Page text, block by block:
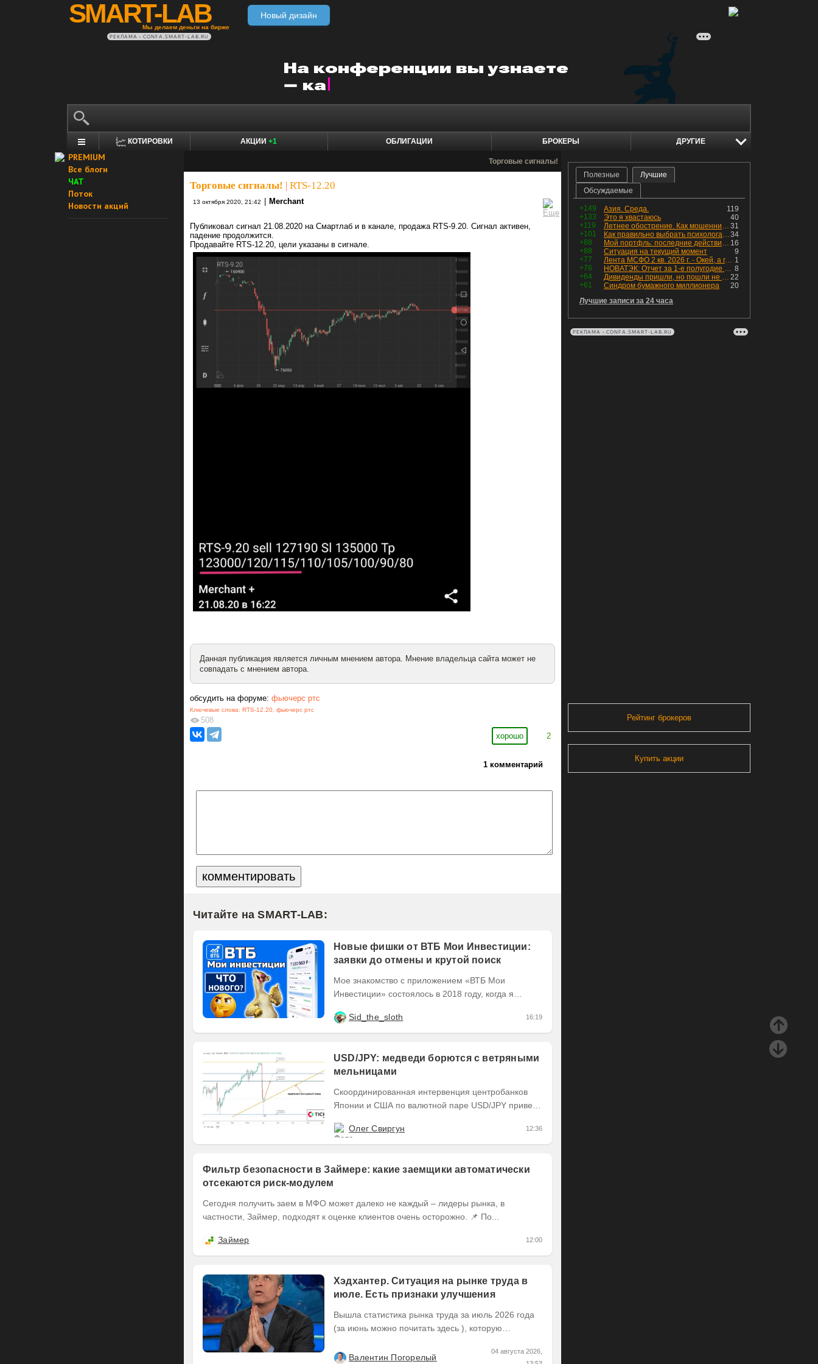
SMART-LAB
Мы делаем деньги на бирже
Новый дизайн
РЕКЛАМА • CONFA.SMART-LAB.RU
КОТИРОВКИ АКЦИИ +1 ОБЛИГАЦИИ БРОКЕРЫ ДРУГИЕ
PREMIUM
Все блоги
ЧАТ
Поток
Новости акций
Торговые сигналы!
Торговые сигналы! RTS-12.20
13 октября 2020, 21:42 Merchant
Публиковал сигнал 21.08.2020 на Смартлаб и в канале, продажа RTS-9.20. Сигнал активен,
падение продолжится.
Продавайте RTS-12.20, цели указаны в сигнале.
Данная публикация является личным мнением автора. Мнение владельца сайта может не
совпадать с мнением автора.
обсудить на форуме: фьючерс ртс
Ключевые слова: RTS-12.20, фьючерс ртс
508
хорошо
2
1 комментарий
Читайте на SMART-LAB:
Новые фишки от ВТБ Мои Инвестиции:
заявки до отмены и крутой поиск
Мое знакомство с приложением «ВТБ Мои
Инвестиции» состоялось в 2018 году, когда я
только что вышло...
Sid_the_sloth 16:19
USD/JPY: медведи борются с ветряными
мельницами
Скоординированная интервенция центробанков
Японии и США по валютной паре USD/JPY привела
районе 164.00...
Олег Свиргун 12:36
Фильтр безопасности в Займере: какие заемщики автоматически
отсекаются риск-модулем
Сегодня получить заем в МФО может далеко не каждый – лидеры рынка, в
частности, Займер, подходят к оценке клиентов очень осторожно. 📌 По...
Займер 12:00
Хэдхантер. Ситуация на рынке труда в
июле. Есть признаки улучшения
Вышла статистика рынка труда за июль 2026 года
(за июнь можно почитать здесь ), которую
Валентин Погорелый
04 августа 2026,
Полезные
Лучшие
Обсуждаемые
+149 119
Азия. Среда.
+133
40
Это я хвастаюсь
+119
31
Летнее обострение. Как мошенники пытаются подсунуть кнопку "БАБЛО" девушкам
+101
34
Как правильно выбрать психолога. Показания к лечению
+88
16
Мой портфль: последние действия и текущая структура. Краткий комментарий по всем позициям
+88
9
Ситуация на текущий момент
+77
1
Лента МСФО 2 кв. 2026 г. - Окей, а где прибыль?
+76
8
НОВАТЭК: Отчет за 1-е полугодие 2026 - прибыль продолжает падать, но лучшее впереди, если не прилетит
+64
22
Дивиденды пришли, но пошли не туда
+61
20
Синдром бумажного миллионера
Лучшие записи за 24 часа
РЕКЛАМА • CONFA.SMART-LAB.RU
Рейтинг брокеров
Купить акции